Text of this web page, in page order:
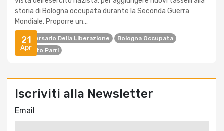
21
Apr
storia di Bologna occupata durante la Seconda Guerra
Mondiale. Proporre un...
Anniversario Della Liberazione
Bologna Occupata
Istituto Parri
Iscriviti alla Newsletter
Email